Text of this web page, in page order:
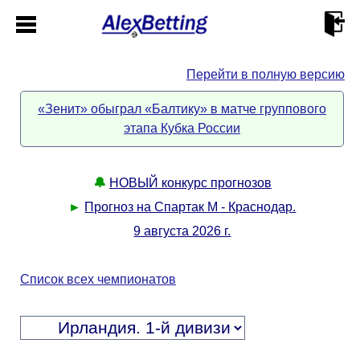
Описание
Прогнозы
Перейти в полную версию
«Зенит» обыграл «Балтику» в матче группового
этапа Кубка России
🔔 НОВЫЙ конкурс прогнозов
► Прогноз на Спартак М - Краснодар.
9 августа 2026 г.
Список всех чемпионатов